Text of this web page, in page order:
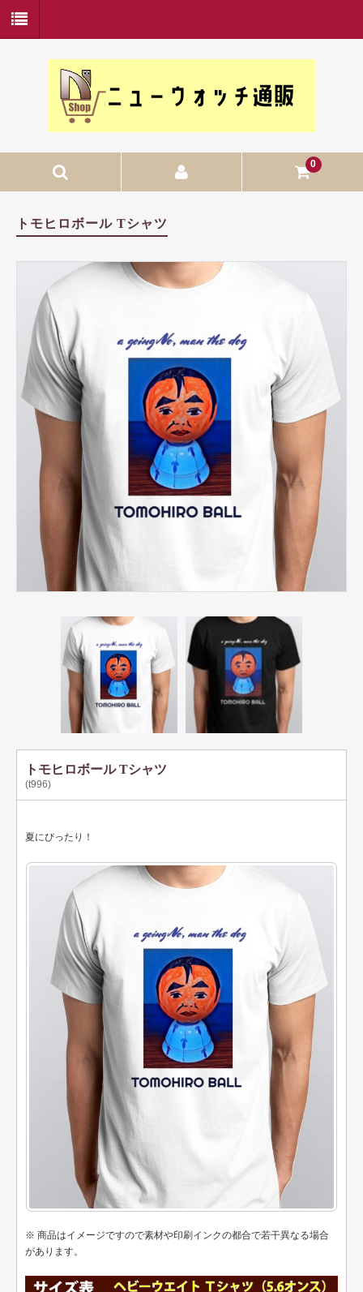
0
お勧め商品
カテゴリー
Ｔシャツ
JKA公式
キャップ
DVD・CD
冊子
雑貨（ステッカー・キーギルダー）
ニューウォッチ酒場遠隔オーダー
マイページ
カート
お問い合わせ
トモヒロボール Tシャツ
トモヒロボール Tシャツ
(t996)
夏にぴったり！
※ 商品はイメージですので素材や印刷インクの都合で若干異なる場合
があります。